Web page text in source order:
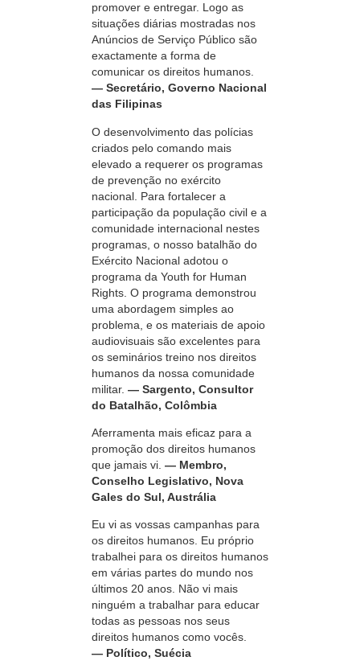
promover e entregar. Logo as
situações diárias mostradas nos
Anúncios de Serviço Público são
exactamente a forma de
comunicar os direitos humanos.
— Secretário, Governo Nacional
das Filipinas
O desenvolvimento das polícias
criados pelo comando mais
elevado a requerer os programas
de prevenção no exército
nacional. Para fortalecer a
participação da população civil e a
comunidade internacional nestes
programas, o nosso batalhão do
Exército Nacional adotou o
programa da Youth for Human
Rights. O programa demonstrou
uma abordagem simples ao
problema, e os materiais de apoio
audiovisuais são excelentes para
os seminários treino nos direitos
humanos da nossa comunidade
militar. — Sargento, Consultor
do Batalhão, Colômbia
Aferramenta mais eficaz para a
promoção dos direitos humanos
que jamais vi. — Membro,
Conselho Legislativo, Nova
Gales do Sul, Austrália
Eu vi as vossas campanhas para
os direitos humanos. Eu próprio
trabalhei para os direitos humanos
em várias partes do mundo nos
últimos 20 anos. Não vi mais
ninguém a trabalhar para educar
todas as pessoas nos seus
direitos humanos como vocês.
— Político, Suécia